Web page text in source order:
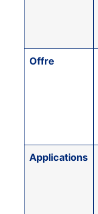
Offre
Applications